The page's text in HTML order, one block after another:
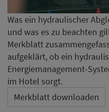
Was ein hydraulischer
und was es zu beachten
Merkblatt
aufgeklärt, ob ein
Energiemanagement-
im Hotel sorgt.
Merkblatt downloaden